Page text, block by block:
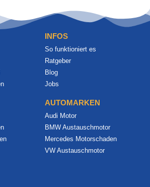
INFOS
So funktioniert es
Ratgeber
Blog
Jobs
AUTOMARKEN
Audi Motor
BMW Austauschmotor
Mercedes Motorschaden
VW Austauschmotor